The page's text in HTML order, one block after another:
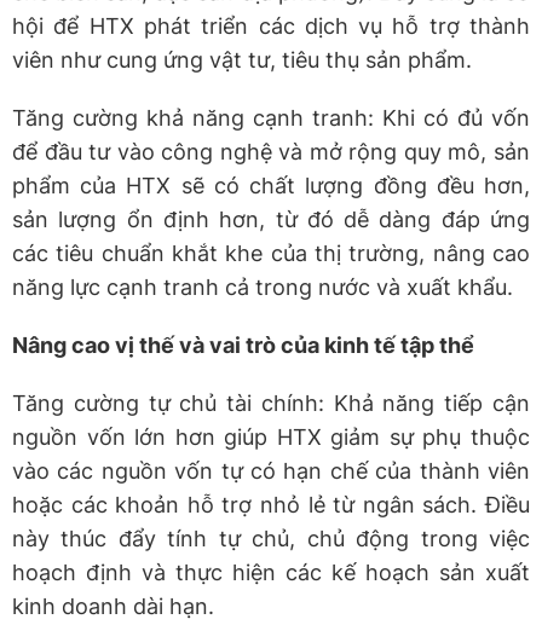
hội để HTX phát triển các dịch vụ hỗ trợ thành
viên như cung ứng vật tư, tiêu thụ sản phẩm.
Tăng cường khả năng cạnh tranh: Khi có đủ vốn
để đầu tư vào công nghệ và mở rộng quy mô, sản
phẩm của HTX sẽ có chất lượng đồng đều hơn,
sản lượng ổn định hơn, từ đó dễ dàng đáp ứng
các tiêu chuẩn khắt khe của thị trường, nâng cao
năng lực cạnh tranh cả trong nước và xuất khẩu.
Nâng cao vị thế và vai trò của kinh tế tập thể
Tăng cường tự chủ tài chính: Khả năng tiếp cận
nguồn vốn lớn hơn giúp HTX giảm sự phụ thuộc
vào các nguồn vốn tự có hạn chế của thành viên
hoặc các khoản hỗ trợ nhỏ lẻ từ ngân sách. Điều
này thúc đẩy tính tự chủ, chủ động trong việc
hoạch định và thực hiện các kế hoạch sản xuất
kinh doanh dài hạn.